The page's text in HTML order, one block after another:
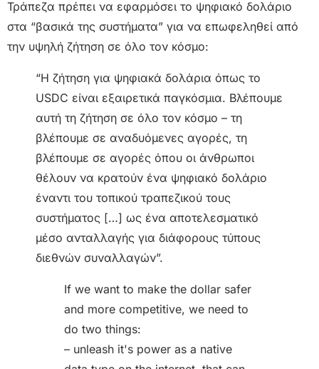
Τράπεζα πρέπει να εφαρμόσει το ψηφιακό δολάριο
στα “βασικά της συστήματα” για να επωφεληθεί από
την υψηλή ζήτηση σε όλο τον κόσμο:
“Η ζήτηση για ψηφιακά δολάρια όπως το
USDC είναι εξαιρετικά παγκόσμια. Βλέπουμε
αυτή τη ζήτηση σε όλο τον κόσμο – τη
βλέπουμε σε αναδυόμενες αγορές, τη
βλέπουμε σε αγορές όπου οι άνθρωποι
θέλουν να κρατούν ένα ψηφιακό δολάριο
έναντι του τοπικού τραπεζικού τους
συστήματος […] ως ένα αποτελεσματικό
μέσο ανταλλαγής για διάφορους τύπους
διεθνών συναλλαγών”.
If we want to make the dollar safer
and more competitive, we need to
do two things:
– unleash it's power as a native